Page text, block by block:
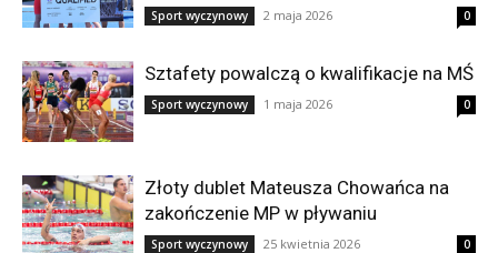
Sport wyczynowy 2 maja 2026 0
Sztafety powalczą o kwalifikacje na MŚ
Sport wyczynowy 1 maja 2026 0
Złoty dublet Mateusza Chowańca na
zakończenie MP w pływaniu
Sport wyczynowy 25 kwietnia 2026 0